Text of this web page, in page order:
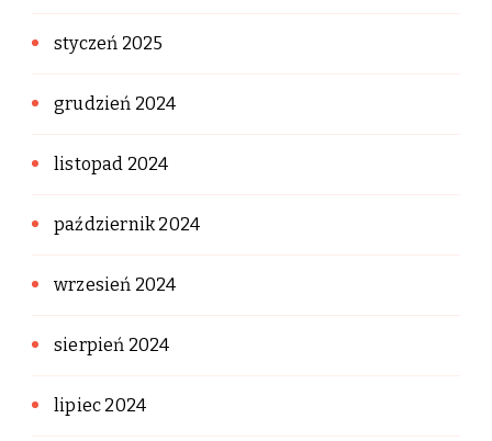
styczeń 2025
grudzień 2024
listopad 2024
październik 2024
wrzesień 2024
sierpień 2024
lipiec 2024